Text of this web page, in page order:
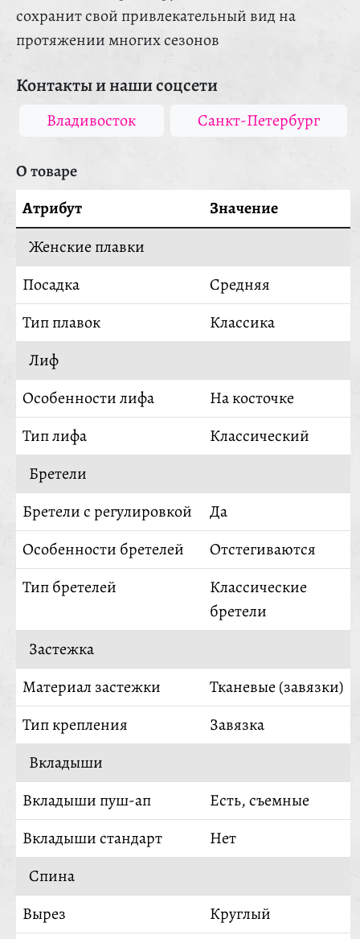
сохранит свой привлекательный вид на
протяжении многих сезонов
Контакты и наши соцсети
Владивосток Санкт-Петербург
О товаре
Атрибут
Значение
Женские плавки
Посадка
Средняя
Тип плавок
Классика
Лиф
Особенности лифа
На косточке
Тип лифа
Классический
Бретели
Бретели с регулировкой
Да
Особенности бретелей
Отстегиваются
Тип бретелей
Классические
бретели
Застежка
Материал застежки
Тканевые (завязки)
Тип крепления
Завязка
Вкладыши
Вкладыши пуш-ап
Есть, съемные
Вкладыши стандарт
Нет
Спина
Вырез
Круглый